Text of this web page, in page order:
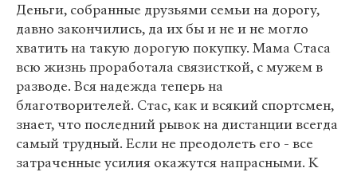
Деньги, собранные друзьями семьи на дорогу,
давно закончились, да их бы и не и не могло
хватить на такую дорогую покупку. Мама Стаса
всю жизнь проработала связисткой, с мужем в
разводе. Вся надежда теперь на
благотворителей. Стас, как и всякий спортсмен,
знает, что последний рывок на дистанции всегда
самый трудный. Если не преодолеть его - все
затраченные усилия окажутся напрасными. К